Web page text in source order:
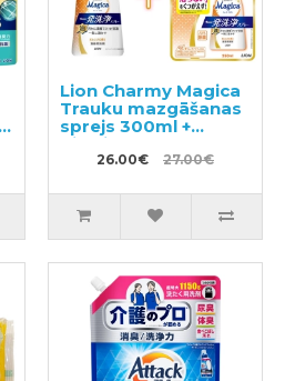
Lion Charmy Magica
Trauku mazgāšanas
sprejs 300ml +
pildviela 250ml
26.00€ 27.00€